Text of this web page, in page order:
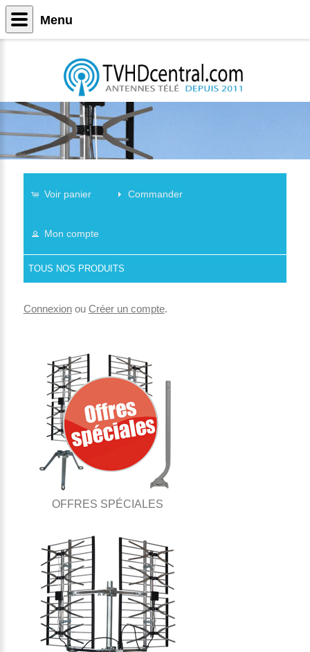
Voir panier Commander
Mon compte
TOUS NOS PRODUITS
Connexionou Créer un compte.
OFFRES SPÉCIALES
Menu